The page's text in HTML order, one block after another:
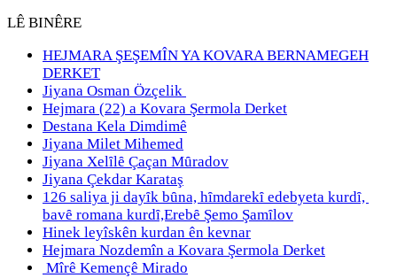
LÊ BINÊRE
HEJMARA ŞEŞEMÎN YA KOVARA BERNAMEGEH
DERKET
Jiyana Osman Özçelik
Hejmara (22) a Kovara Şermola Derket
Destana Kela Dimdimê
Jiyana Milet Mihemed
Jiyana Xelȋlȇ Çaçan Mȗradov
Jiyana Çekdar Karataş
126 saliya ji dayȋk bȗna, hȋmdarekȋ edebyeta kurdȋ,
bavȇ romana kurdȋ,Erebȇ Şemo Şamȋlov
Hinek leyîskên kurdan ên kevnar
Hejmara Nozdemîn a Kovara Şermola Derket
Mîrê Kemençê Mirado